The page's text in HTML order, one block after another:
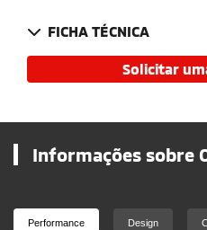
FICHA TÉCNICA
Solicitar
Informações sobre
Performance Design